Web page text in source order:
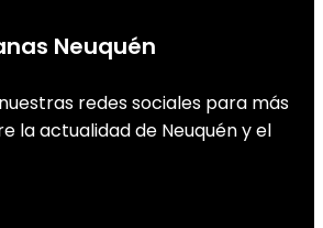
Neuquén
redes sociales para más
la actualidad de Neuquén y el